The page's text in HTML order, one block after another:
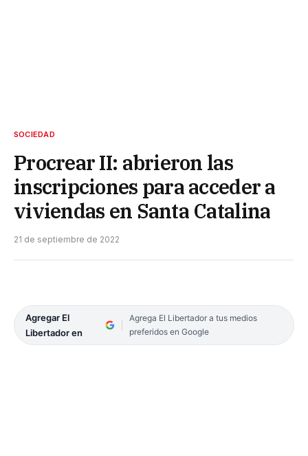
SOCIEDAD
Procrear II: abrieron las
inscripciones para acceder a
viviendas en Santa Catalina
21 de septiembre de 2022
Agregar El
Libertador en
Agrega El Libertador a tus medios
preferidos en Google